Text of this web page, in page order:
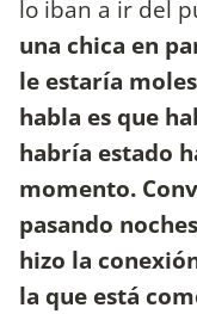
lo iban a ir del
una chica en
le estaría
habla es que
habría estado
momento.
pasando
hizo la
la que está